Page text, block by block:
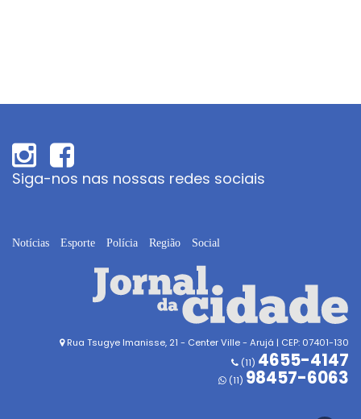
Siga-nos nas nossas redes sociais
Notícias Esporte Polícia Região Social
Rua Tsugye Imanisse, 21 - Center Ville - Arujá | CEP: 07401-130
(11) 4655-4147
(11) 98457-6063